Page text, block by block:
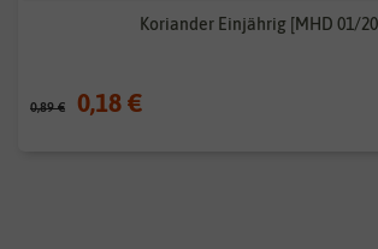
Koriander Einjährig [MHD 01/
0,89 € 0,18 €